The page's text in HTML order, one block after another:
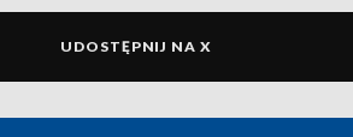
UDOSTĘPNIJ NA X